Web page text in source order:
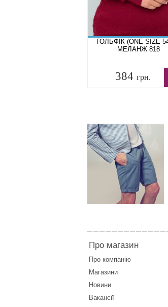
ГОЛЬФІК (ONE SIZE
МЕЛАНЖ 818
384 грн.
Про магазин
Про компанію
Магазини
Новини
Вакансії